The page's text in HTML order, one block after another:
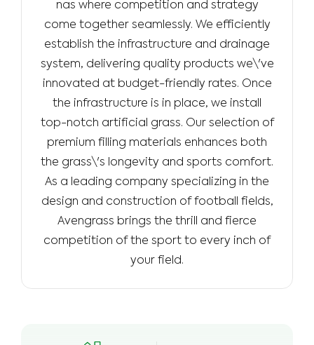
nas where competition and strate­gy
come together se­amlessly. We efficiently
establish the infrastructure and drainage
system, delivering quality products we\'ve
innovated at budget-friendly rates. Once
the infrastructure is in place, we install
top-notch artificial grass. Our selection of
premium filling materials enhances both
the grass\'s longevity and sports comfort.
As a leading company specializing in the
de­sign and construction of football fields,
Avengrass brings the­ thrill and fierce
competition of the­ sport to every inch of
your field.